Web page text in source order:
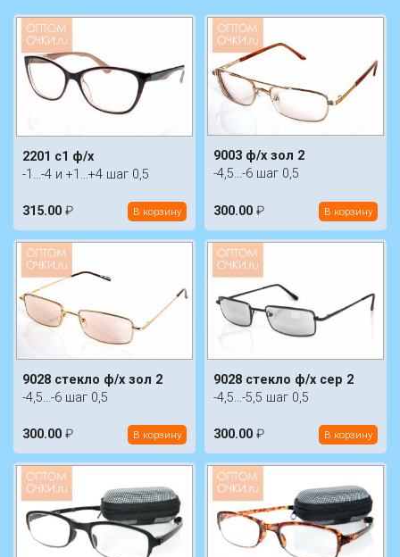
2201 c1 ф/х
-1...-4 и +1...+4 шаг 0,5
315.00 ₽ В корзину
9003 ф/х зол 2
-4,5...-6 шаг 0,5
300.00 ₽ В корзину
9028 стекло ф/х зол 2
-4,5...-6 шаг 0,5
300.00 ₽ В корзину
9028 стекло ф/х сер 2
-4,5...-5,5 шаг 0,5
300.00 ₽ В корзину